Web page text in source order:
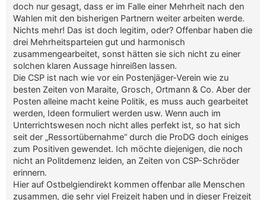
doch nur gesagt, dass er im Falle einer Mehrheit nach den
Wahlen mit den bisherigen Partnern weiter arbeiten werde.
Nichts mehr! Das ist doch legitim, oder? Offenbar haben die
drei Mehrheitsparteien gut und harmonisch
zusammengearbeitet, sonst hätten sie sich nicht zu einer
solchen klaren Aussage hinreißen lassen.
Die CSP ist nach wie vor ein Postenjäger-Verein wie zu
besten Zeiten von Maraite, Grosch, Ortmann & Co. Aber der
Posten alleine macht keine Politik, es muss auch gearbeitet
werden, Ideen formuliert werden usw. Wenn auch im
Unterrichtswesen noch nicht alles perfekt ist, so hat sich
seit der „Ressortübernahme“ durch die ProDG doch einiges
zum Positiven gewendet. Ich möchte diejenigen, die noch
nicht an Politdemenz leiden, an Zeiten von CSP-Schröder
erinnern.
Hier auf Ostbelgiendirekt kommen offenbar alle Menschen
zusammen, die sehr viel Freizeit haben und in dieser Freizeit